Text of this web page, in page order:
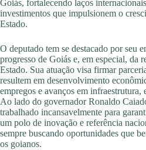
Goiás, fortalecendo laços
investimentos que impulsionem o
Estado.
O deputado tem se destacado por seu
progresso de Goiás e, em especial, da
Estado. Sua atuação visa firmar
resultem em desenvolvimento
empregos e avanços em infraestrutura,
Ao lado do governador Ronaldo
trabalhado incansavelmente para
um polo de inovação e referência
sempre buscando oportunidades que
os goianos.